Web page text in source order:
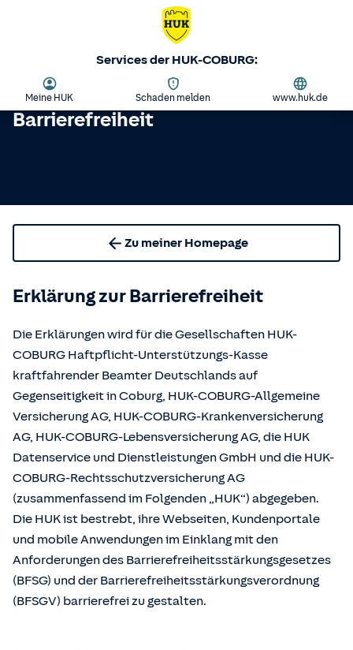
Services der HUK-COBURG:
Meine HUK Schaden melden www.huk.de
Barrierefreiheit
Zu meiner Homepage
Erklärung zur Barrierefreiheit
Die Erklärungen wird für die Gesellschaften HUK-
COBURG Haftpflicht-Unterstützungs-Kasse
kraftfahrender Beamter Deutschlands auf
Gegenseitigkeit in Coburg, HUK-COBURG-Allgemeine
Versicherung AG, HUK-COBURG-Krankenversicherung
AG, HUK-COBURG-Lebensversicherung AG, die HUK
Datenservice und Dienstleistungen GmbH und die HUK-
COBURG-Rechtsschutzversicherung AG
(zusammenfassend im Folgenden „HUK“) abgegeben.
Die HUK ist bestrebt, ihre Webseiten, Kundenportale
und mobile Anwendungen im Einklang mit den
Anforderungen des Barrierefreiheitsstärkungsgesetzes
(BFSG) und der Barrierefreiheitsstärkungsverordnung
(BFSGV) barrierefrei zu gestalten.